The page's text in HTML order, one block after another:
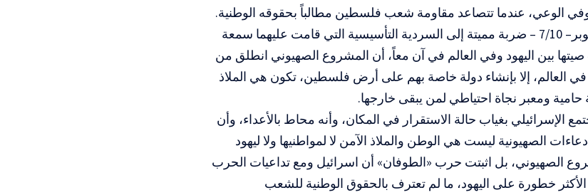
الوعي، عندما تتصاعد مقاومة شعب فلسطين مطالباً بحقوقه الوطنية.
لقد وجَّه السابع من أكتوبر– 7/10 – ضربة مميتة إلى السردية التأسيسية التي قامت عليهما سمعة
بين اليهود وفي العالم في آن معاً، أن المشروع الصهيوني انطلق من
في العالم، إلا بإنشاء دولة خاصة بهم على أرض فلسطين، تكون هي الملاذ
حامية ومعبر نجاة احتياطي لمن يبقى خارجها.
الإسرائيلي بغياب حالة الاستقرار في المكان، وأنه محاط بالأعداء، وأن
الصهيونية ليست هي الوطن والملاذ الآمن لا لمواطنيها ولا ليهود
الصهيوني، بل اثبتت حرب «الطوفان» أن اسرائيل ومع تداعيات الحرب
خطورة على اليهود، ما لم تعترف بالحقوق الوطنية للشعب